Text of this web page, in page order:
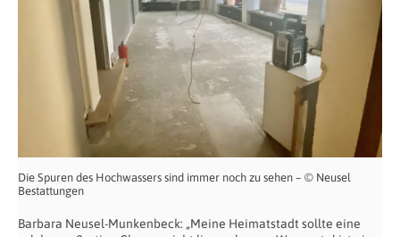
Die Spuren des Hochwassers sind immer noch zu sehen – © Neusel
Bestattungen
Barbara Neusel-Munkenbeck: „Meine Heimatstadt sollte eine